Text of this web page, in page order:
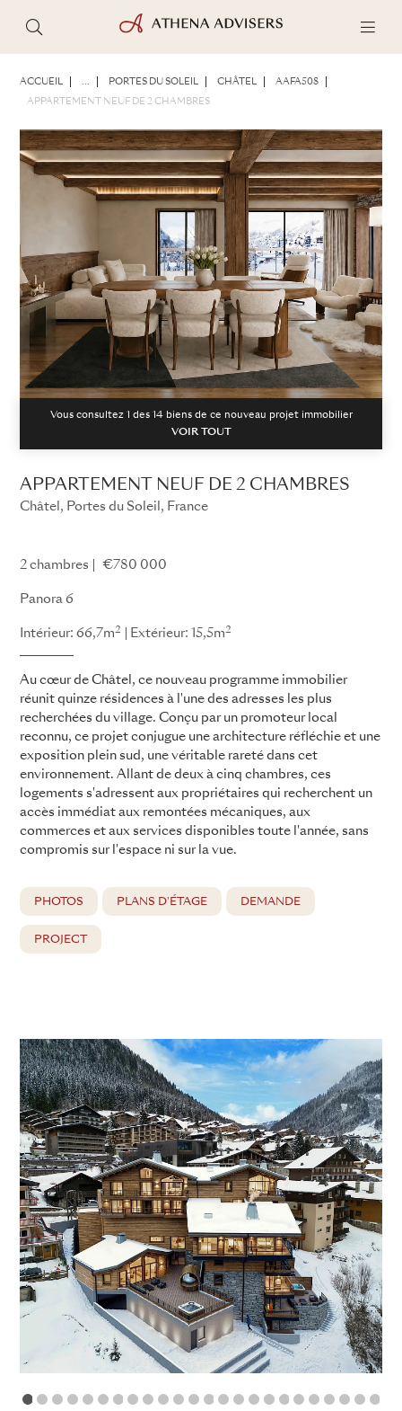
ACCUEIL ... PORTES DU SOLEIL CHÂTEL AAFA508
APPARTEMENT NEUF DE 2 CHAMBRES
Vous consultez 1 des 14biens de ce nouveau projet immobilier
VOIR TOUT
APPARTEMENT NEUF DE 2 CHAMBRES
Châtel, Portes du Soleil, France
2 chambres €780 000
Panora 6
Intérieur: 66,7m2 Extérieur: 15,5m2
Au cœur de Châtel, ce nouveau programme immobilier
réunit quinze résidences à l'une des adresses les plus
recherchées du village. Conçu par un promoteur local
reconnu, ce projet conjugue une architecture réfléchie et une
exposition plein sud, une véritable rareté dans cet
environnement. Allant de deux à cinq chambres, ces
logements s'adressent aux propriétaires qui recherchent un
accès immédiat aux remontées mécaniques, aux
commerces et aux services disponibles toute l'année, sans
compromis sur l'espace ni sur la vue.
PHOTOS PLANS D'ÉTAGE DEMANDE
PROJECT
1 2 3 4 5 6 7 8 9 1011 12131415161718192021